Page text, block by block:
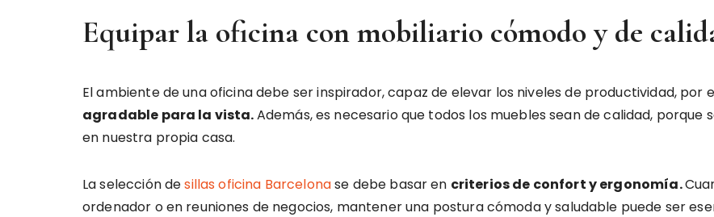
Equipar la oficina con mobiliario cómodo y de
El ambiente de una oficina debe ser inspirador, capaz de elevar los niveles de productividad, por
agradable para la vista.Además, es necesario que todos los muebles sean de calidad,
en nuestra propia casa.
La selección desillas oficina Barcelonase debe basar en criterios de confort y ergonomía.
ordenador o en reuniones de negocios, mantener una postura cómoda y saludable puede ser